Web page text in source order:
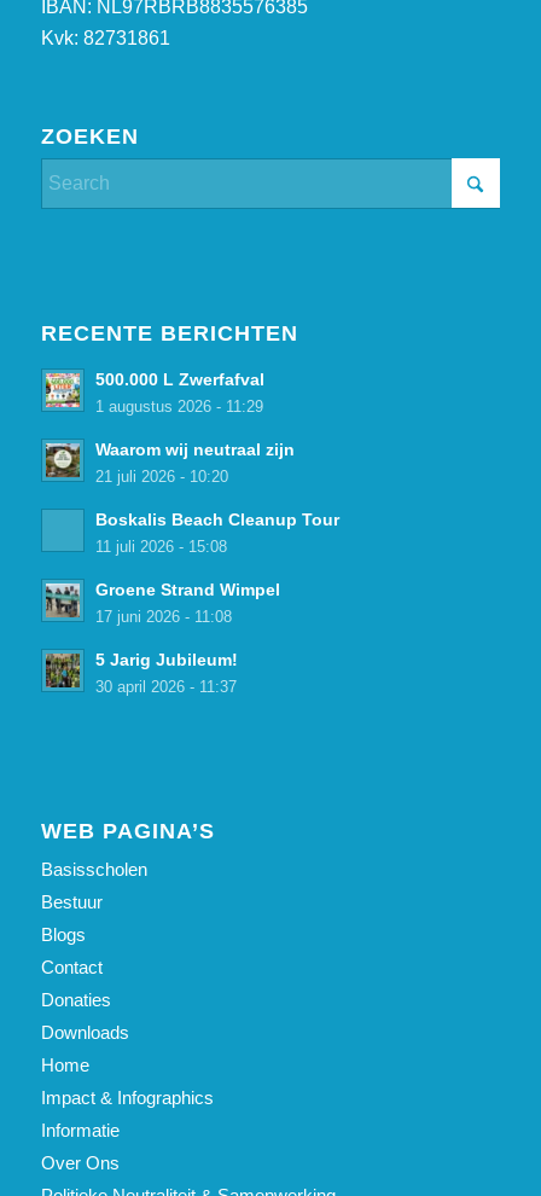
IBAN: NL97RBRB8835576385
Kvk: 82731861
ZOEKEN
RECENTE BERICHTEN
500.000 L Zwerfafval
1 augustus 2026 - 11:29
Waarom wij neutraal zijn
21 juli 2026 - 10:20
Boskalis Beach Cleanup Tour
11 juli 2026 - 15:08
Groene Strand Wimpel
17 juni 2026 - 11:08
5 Jarig Jubileum!
30 april 2026 - 11:37
WEB PAGINA’S
Basisscholen
Bestuur
Blogs
Contact
Donaties
Downloads
Home
Impact & Infographics
Informatie
Over Ons